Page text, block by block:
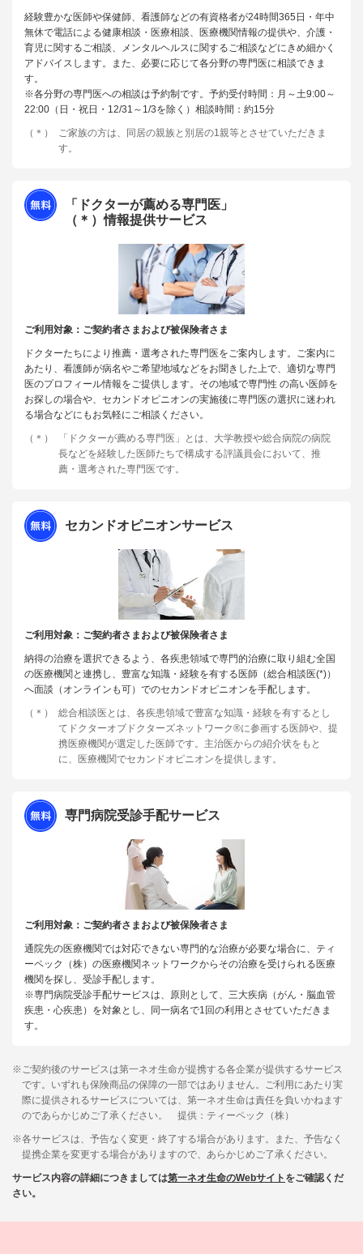
経験豊かな医師や保健師、看護師などの有資格者が24時間365日・年中
無休で電話による健康相談・医療相談、医療機関情報の提供や、介護・
育児に関するご相談、メンタルヘルスに関するご相談などにきめ細かく
アドバイスします。また、必要に応じて各分野の専門医に相談できま
す。
※各分野の専門医への相談は予約制です。予約受付時間：月～土9:00～
22:00（日・祝日・12/31～1/3を除く）相談時間：約15分
（＊）
ご家族の方は、同居の親族と別居の1親等とさせていただきま
す。
「ドクターが薦める専門医」
（＊）情報提供サービス
ご利用対象：ご契約者さまおよび被保険者さま
ドクターたちにより推薦・選考された専門医をご案内します。ご案内に
あたり、看護師が病名やご希望地域などをお聞きした上で、適切な専門
医のプロフィール情報をご提供します。その地域で専門性 の高い医師を
お探しの場合や、セカンドオピニオンの実施後に専門医の選択に迷われ
る場合などにもお気軽にご相談ください。
（＊）
「ドクターが薦める専門医」とは、大学教授や総合病院の病院
長などを経験した医師たちで構成する評議員会において、推
薦・選考された専門医です。
セカンドオピニオンサービス
ご利用対象：ご契約者さまおよび被保険者さま
納得の治療を選択できるよう、各疾患領域で専門的治療に取り組む全国
の医療機関と連携し、豊富な知識・経験を有する医師（総合相談医(*)）
へ面談（オンラインも可）でのセカンドオピニオンを手配します。
（＊）
総合相談医とは、各疾患領域で豊富な知識・経験を有するとし
てドクターオブドクターズネットワーク®に参画する医師や、提
携医療機関が選定した医師です。主治医からの紹介状をもと
に、医療機関でセカンドオピニオンを提供します。
専門病院受診手配サービス
ご利用対象：ご契約者さまおよび被保険者さま
通院先の医療機関では対応できない専門的な治療が必要な場合に、ティ
ーペック（株）の医療機関ネットワークからその治療を受けられる医療
機関を探し、受診手配します。
※専門病院受診手配サービスは、原則として、三大疾病（がん・脳血管
疾患・心疾患）を対象とし、同一病名で1回の利用とさせていただきま
す。
※ご契約後のサービスは第一ネオ生命が提携する各企業が提供するサービス
です。いずれも保険商品の保障の一部ではありません。ご利用にあたり実
際に提供されるサービスについては、第一ネオ生命は責任を負いかねます
のであらかじめご了承ください。 提供：ティーペック（株）
※各サービスは、予告なく変更・終了する場合があります。また、予告なく
提携企業を変更する場合がありますので、あらかじめご了承ください。
サービス内容の詳細につきましては第一ネオ生命のWebサイト をご確認くだ
さい。